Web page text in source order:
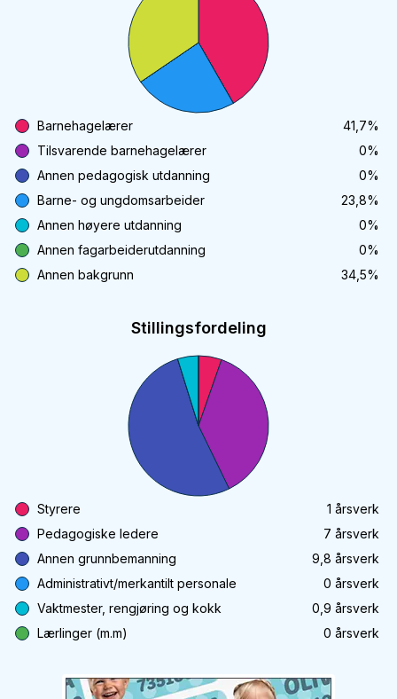
Barnehagelærer 41,7%
Tilsvarende barnehagelærer
0%
Annen pedagogisk utdanning
0%
Barne- og ungdomsarbeider
23,8%
Annen høyere utdanning
0%
Annen fagarbeiderutdanning
0%
Annen bakgrunn
34,5%
Stillingsfordeling
Styrere 1 årsverk
Pedagogiske ledere
7 årsverk
Annen grunnbemanning
9,8 årsverk
Administrativt/merkantilt personale
0 årsverk
Vaktmester, rengjøring og kokk
0,9 årsverk
Lærlinger (m.m)
0 årsverk